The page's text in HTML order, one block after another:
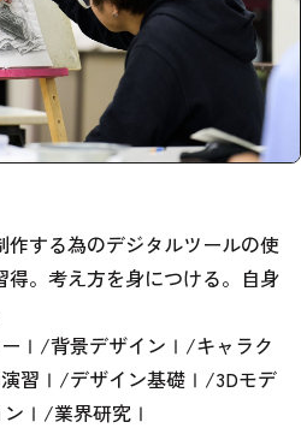
作する為のデジタルツールの使
得。考え方を身につける。自身
Ⅰ/背景デザインⅠ/キャラク
習Ⅰ/デザイン基礎Ⅰ/3Dモデ
ンⅠ/業界研究Ⅰ